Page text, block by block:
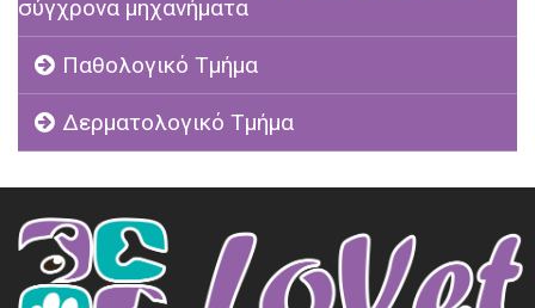
σύγχρονα μηχανήματα
Παθολογικό Τμήμα
Δερματολογικό Τμήμα